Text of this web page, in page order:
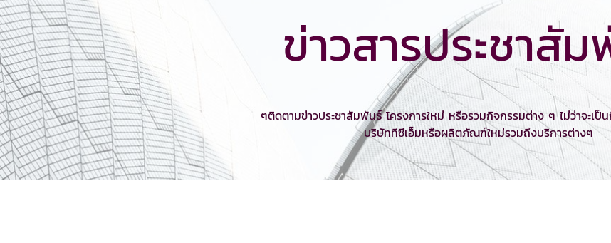
ข่าวสารประชาสั
ๆติดตามข่าวประชาสัมพันธ์ โครงการใหม่ หรือรวมกิจกรรมต่าง ๆ ไม่ว่าจะเป็
บริษัททีซีเอ็มหรือผลิตภัณฑ์ใหม่รวมถึงบริการต่างๆ